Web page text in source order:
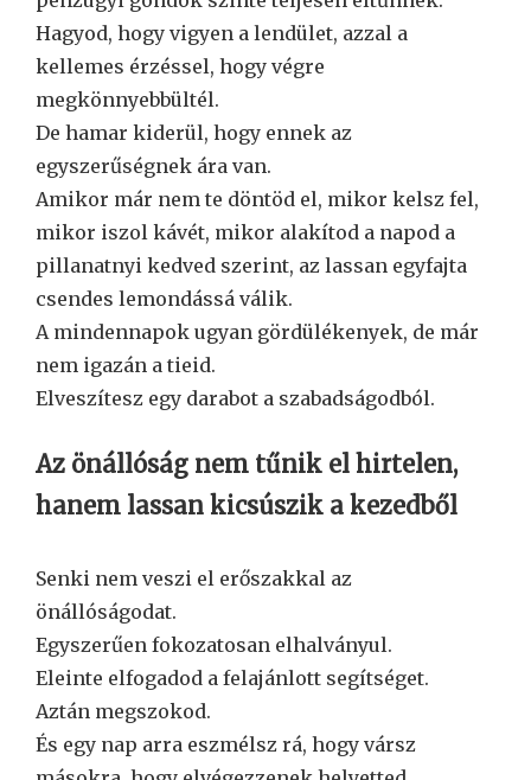
Hagyod, hogy vigyen a lendület, azzal a
kellemes érzéssel, hogy végre
megkönnyebbültél.
De hamar kiderül, hogy ennek az
egyszerűségnek ára van.
Amikor már nem te döntöd el, mikor kelsz fel,
mikor iszol kávét, mikor alakítod a napod a
pillanatnyi kedved szerint, az lassan egyfajta
csendes lemondássá válik.
A mindennapok ugyan gördülékenyek, de már
nem igazán a tieid.
Elveszítesz egy darabot a szabadságodból.
Az önállóság nem tűnik el hirtelen,
hanem lassan kicsúszik a kezedből
Senki nem veszi el erőszakkal az
önállóságodat.
Egyszerűen fokozatosan elhalványul.
Eleinte elfogadod a felajánlott segítséget.
Aztán megszokod.
És egy nap arra eszmélsz rá, hogy vársz